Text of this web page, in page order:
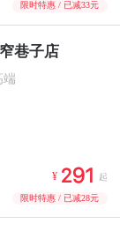
限时特惠 / 已减33元
巷子店
¥  起
限时特惠 / 已减28元